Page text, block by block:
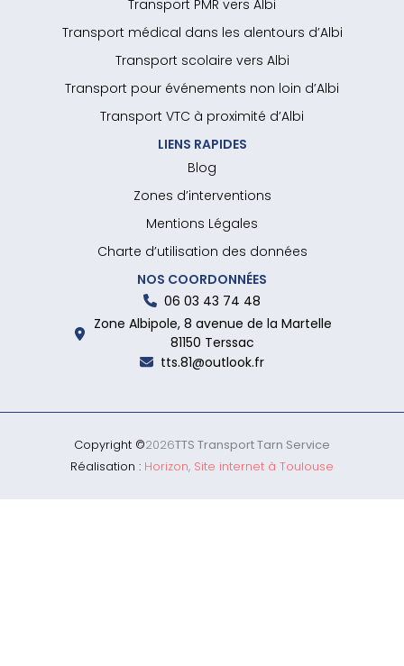
Transport PMR vers Albi
Transport médical dans les alentours d’Albi
Transport scolaire vers Albi
Transport pour événements non loin d’Albi
Transport VTC à proximité d’Albi
LIENS RAPIDES
Blog
Zones d’interventions
Mentions Légales
Charte d’utilisation des données
NOS COORDONNÉES
06 03 43 74 48
Zone Albipole, 8 avenue de la Martelle
81150 Terssac
tts.81@outlook.fr
Copyright ©2026TTS Transport Tarn Service
Réalisation : Horizon, Site internet à Toulouse